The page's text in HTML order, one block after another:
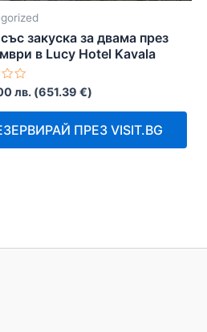
закуска за двама през
в Lucy Hotel Kavala
лв. (651.39 €)
ПРЕЗ VISIT.BG